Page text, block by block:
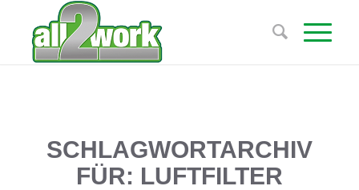
SCHLAGWORTARCHIV
FÜR: LUFTFILTER